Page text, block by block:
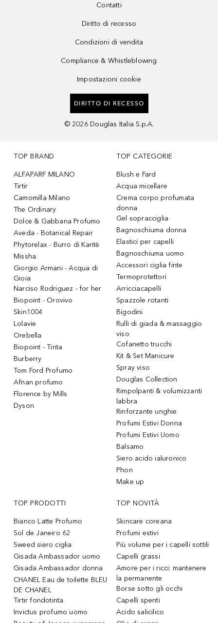
Contatti
Diritto di recesso
Condizioni di vendita
Compliance & Whistleblowing
Impostazioni cookie
DIRITTO DI RECESSO
© 2026 Douglas Italia S.p.A.
TOP BRAND
ALFAPARF MILANO
Tirtir
Camomilla Milano
The Ordinary
Dolce & Gabbana Profumo
Aveda - Botanical Repair
Phytorelax - Burro di Karitè
Missha
Giorgio Armani - Acqua di
Gioia
Narciso Rodriguez - for her
Biopoint - Orovivo
Skin1004
Lolavie
Orebella
Biopoint - Tinta
Burberry
Tom Ford Profumo
Afnan profumo
Florence by Mills
Dyson
TOP CATEGORIE
Blush e Fard
Acqua micellare
Crema corpo profumata
donna
Gel sopracciglia
Bagnoschiuma donna
Elastici per capelli
Bagnoschiuma uomo
Accessori ciglia finte
Termoprotettori
Arricciacapelli
Spazzole rotanti
Bigodini
Rulli di giada & massaggio
viso
Cofanetto trucchi
Kit & Set Manicure
Spray viso
Douglas Collection
Rimpolpanti & volumizzanti
labbra
Rinforzante unghie
Profumi Estivi Donna
Profumi Estivi Uomo
Balsamo
Siero acido ialuronico
Phon
Make up
TOP PRODOTTI
Bianco Latte Profumo
Sol de Janeiro 62
Sweed siero ciglia
Gisada Ambassador uomo
Gisada Ambassador donna
CHANEL Eau de toilette BLEU
DE CHANEL
Tirtir fondotinta
Invictus profumo uomo
TOP NOVITÀ
Skincare coreana
Profumi estivi
Più volume per i capelli sottili
Capelli grassi
Amore per i ricci: mantenere
la permanente
Borse sotto gli occhi
Capelli spenti
Acido salicilico